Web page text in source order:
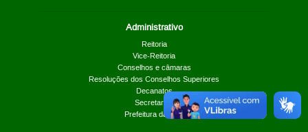
Administrativo
Reitoria
Vice-Reitoria
Conselhos e câmaras
Resoluções dos Conselhos Superiores
Decanatos
Secretarias
Prefeitura da UnB